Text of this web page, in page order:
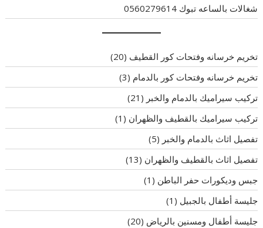
شغالات بالساعه تبوك 0560279614
تخريم خرسانه وفتحات كور القطيف (20)
تخريم خرسانه وفتحات كور بالدمام (3)
تركيب سيراميك بالدمام والخبر (21)
تركيب سيراميك بالقطيف والظهران (1)
تفصيل اثاث بالدمام والخبر (5)
تفصيل اثاث بالقطيف والظهران (13)
جبس وديكورات حفر الباطن (1)
جليسة أطفال بالجبيل (1)
جليسة أطفال ومسنين بالرياض (20)